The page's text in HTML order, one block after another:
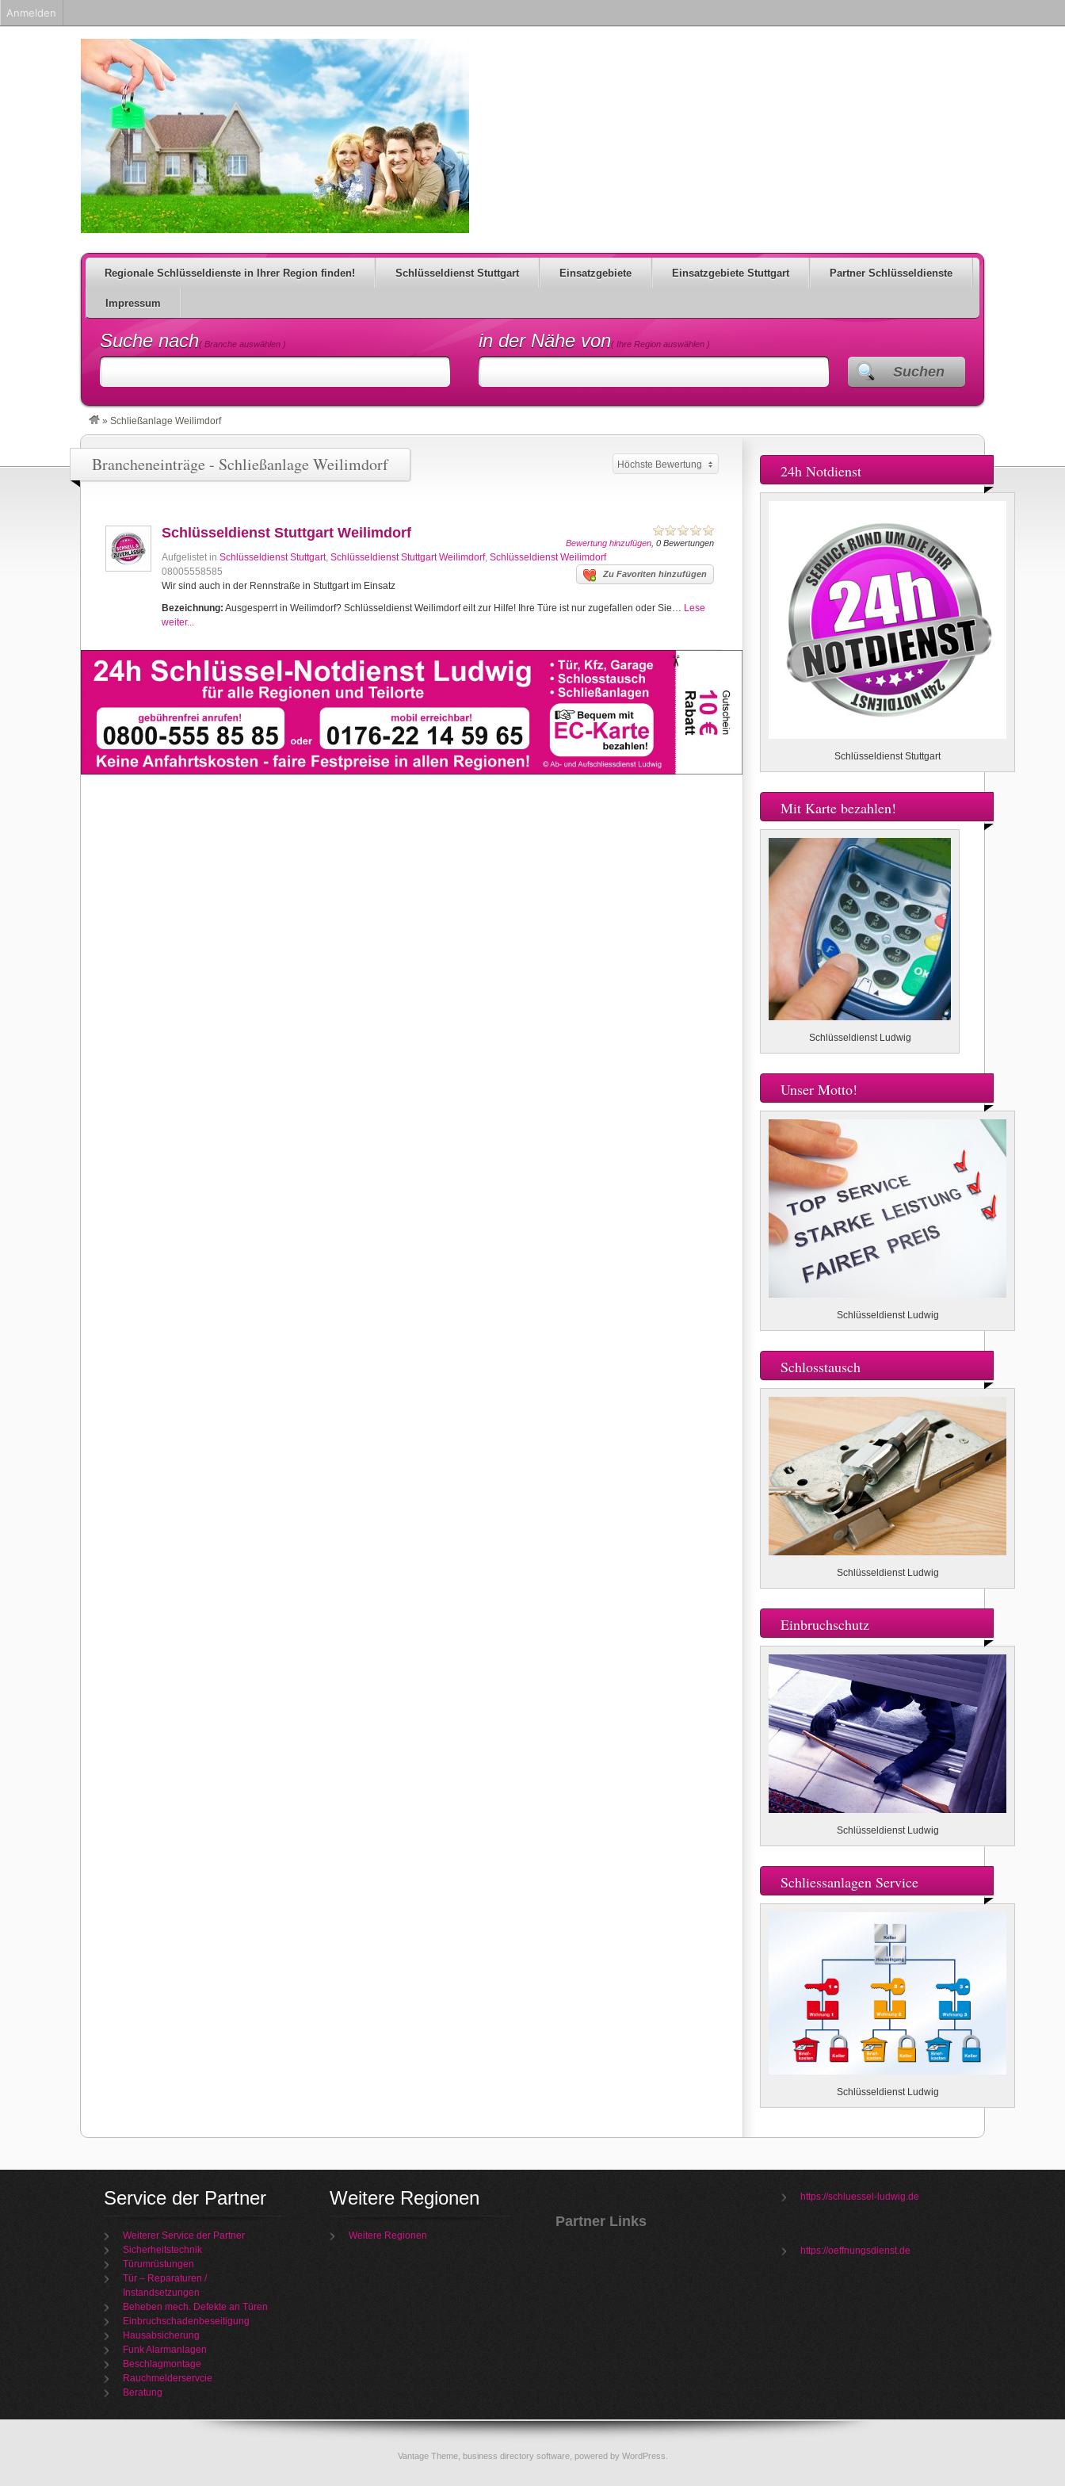
Regionale Schlüsseldienste in Ihrer Region finden! Schlüsseldienst Stuttgart Einsatzgebiete Einsatzgebiete Stuttgart Partner Schlüsseldienste
Impressum
Suche nach( Branche auswählen ) in der Nähe von( Ihre Region auswählen )
Suchen
» Schließanlage Weilimdorf
Brancheneinträge - Schließanlage Weilimdorf Höchste Bewertung
Bewertung hinzufügen , 0 Bewertungen
Schlüsseldienst Stuttgart Weilimdorf
Aufgelistet in Schlüsseldienst Stuttgart, Schlüsseldienst Stuttgart Weilimdorf, Schlüsseldienst Weilimdorf
Zu Favoriten hinzufügen
08005558585
Wir sind auch in der Rennstraße in Stuttgart im Einsatz
Bezeichnung: Ausgesperrt in Weilimdorf? Schlüsseldienst Weilimdorf eilt zur Hilfe! Ihre Türe ist nur zugefallen oder Sie… Lese
weiter...
24h Notdienst
Schlüsseldienst Stuttgart
Mit Karte bezahlen!
Schlüsseldienst Ludwig
Unser Motto!
Schlüsseldienst Ludwig
Schlosstausch
Schlüsseldienst Ludwig
Einbruchschutz
Schlüsseldienst Ludwig
Schliessanlagen Service
Schlüsseldienst Ludwig
Service der Partner
Weiterer Service der Partner
Sicherheitstechnik
Türumrüstungen
Tür – Reparaturen /
Instandsetzungen
Beheben mech. Defekte an Türen
Einbruchschadenbeseitigung
Hausabsicherung
Funk Alarmanlagen
Beschlagmontage
Rauchmelderservcie
Beratung
Weitere Regionen
Weitere Regionen
Partner Links
https://schluessel-ludwig.de
https://oeffnungsdienst.de
Vantage Theme, business directory software, powered by WordPress
Anmelden